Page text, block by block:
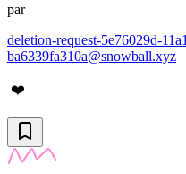
par
deletion-request-5e76029d-
ba6339fa310a@snowball.xyz
❤️